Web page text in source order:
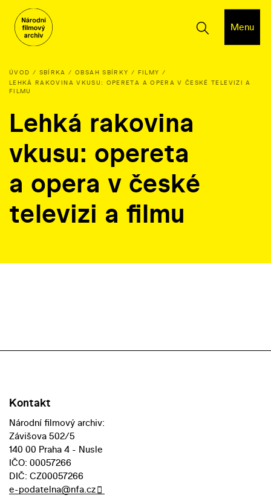
Menu
ÚVOD SBÍRKA OBSAH SBÍRKY
FILMY
LEHKÁ RAKOVINA VKUSU: OPERETA A OPERA V ČESKÉ TELEVIZI A
FILMU
Lehká rakovina
vkusu: opereta
a opera v české
televizi a filmu
Kontakt
Národní filmový archiv:
Závišova 502/5
140 00 Praha 4 - Nusle
IČO: 00057266
DIČ: CZ00057266
e-podatelna@nfa.cz